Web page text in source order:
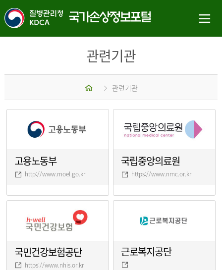
관련기관
홈 관련기관
고용노동부
http://www.moel.go.kr
국립중앙의료원
https://www.nmc.or.kr
국민건강보험공단
https://www.nhis.or.kr
근로복지공단